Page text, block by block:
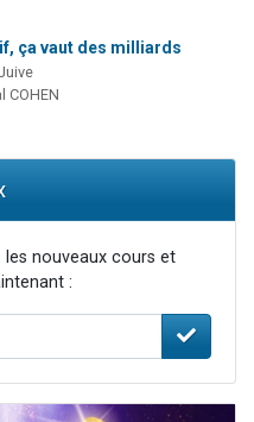
ça vaut des milliards
COHEN
les nouveaux cours et
: